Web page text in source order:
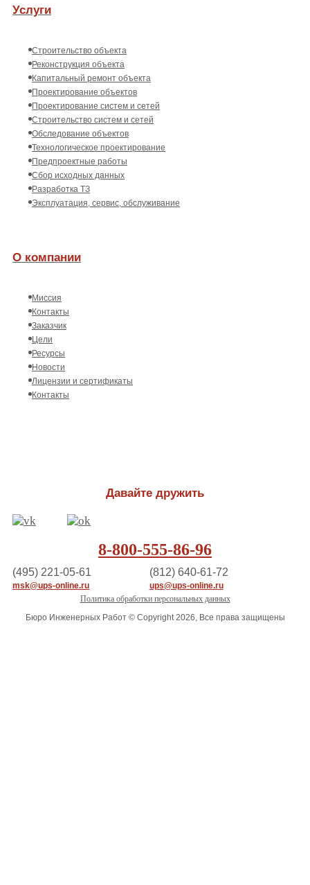
Услуги
Строительство объекта
Реконструкция объекта
Капитальный ремонт объекта
Проектирование объектов
Проектирование систем и сетей
Строительство систем и сетей
Обследование объектов
Технологическое проектирование
Предпроектные работы
Сбор исходных данных
Разработка ТЗ
Эксплуатация, сервис, обслуживание
О компании
Миссия
Контакты
Заказчик
Цели
Ресурсы
Новости
Лицензии и сертификаты
Контакты
Давайте дружить
8-800-555-86-96
(495) 221-05-61
msk@ups-online.ru
(812) 640-61-72
ups@ups-online.ru
Политика обработки персональных данных
Бюро Инженерных Работ © Copyright 2026, Все права защищены